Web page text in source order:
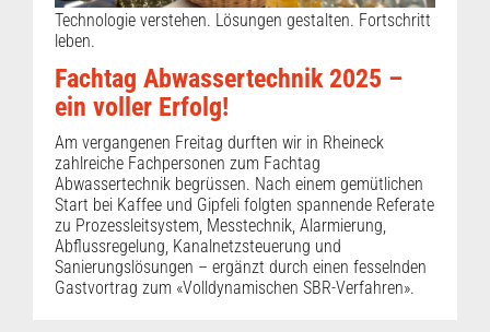
Technologie verstehen. Lösungen gestalten. Fortschritt
leben.
Fachtag Abwassertechnik 2025 –
ein voller Erfolg!
Am vergangenen Freitag durften wir in Rheineck
zahlreiche Fachpersonen zum Fachtag
Abwassertechnik begrüssen. Nach einem gemütlichen
Start bei Kaffee und Gipfeli folgten spannende Referate
zu Prozessleitsystem, Messtechnik, Alarmierung,
Abflussregelung, Kanalnetzsteuerung und
Sanierungslösungen – ergänzt durch einen fesselnden
Gastvortrag zum «Volldynamischen SBR-Verfahren».